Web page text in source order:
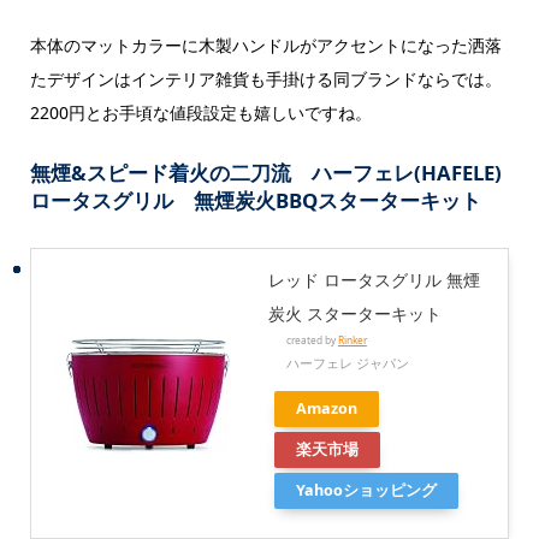
本体のマットカラーに木製ハンドルがアクセントになった洒落
たデザインはインテリア雑貨も手掛ける同ブランドならでは。
2200円とお手頃な値段設定も嬉しいですね。
無煙&スピード着火の二刀流 ハーフェレ(HAFELE)
ロータスグリル 無煙炭火BBQスターターキット
レッド ロータスグリル 無煙
炭火 スターターキット
created byRinker
ハーフェレ ジャパン
Amazon
楽天市場
Yahooショッピング